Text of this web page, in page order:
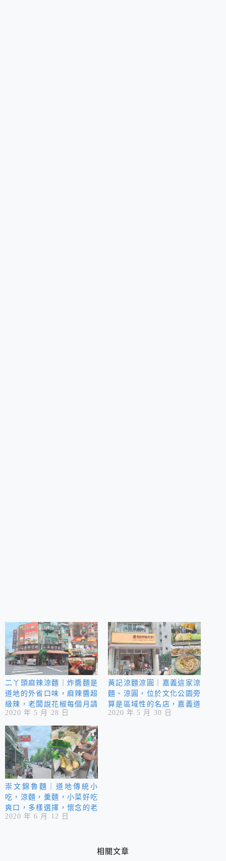
二丫頭麻辣涼麵｜炸醬麵是
道地的外省口味，麻辣醬超
級辣，老闆說花椒每個月請
親戚從四川親自帶回來，值
得一試，夠嗆夠辣。
2020 年 5 月 28 日
黃記涼麵涼圓｜嘉義這家涼
麵、涼圓，位於文化公園旁
算是區域性的名店，嘉義道
地獨有的味道，美乃滋當作
2020 年 5 月 30 日
崇文錦魯麵｜道地傳統小
吃，涼麵，羹麵，小菜好吃
爽口，多樣選擇，懷念的老
滋味，飄香數十載。
2020 年 6 月 12 日
相關文章